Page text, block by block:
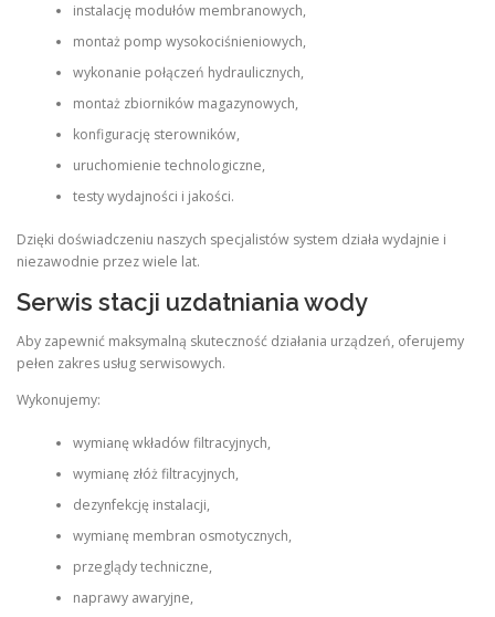
instalację modułów membranowych,
montaż pomp wysokociśnieniowych,
wykonanie połączeń hydraulicznych,
montaż zbiorników magazynowych,
konfigurację sterowników,
uruchomienie technologiczne,
testy wydajności i jakości.
Dzięki doświadczeniu naszych specjalistów system działa wydajnie i
niezawodnie przez wiele lat.
Serwis stacji uzdatniania wody
Aby zapewnić maksymalną skuteczność działania urządzeń, oferujemy
pełen zakres usług serwisowych.
Wykonujemy:
wymianę wkładów filtracyjnych,
wymianę złóż filtracyjnych,
dezynfekcję instalacji,
wymianę membran osmotycznych,
przeglądy techniczne,
naprawy awaryjne,